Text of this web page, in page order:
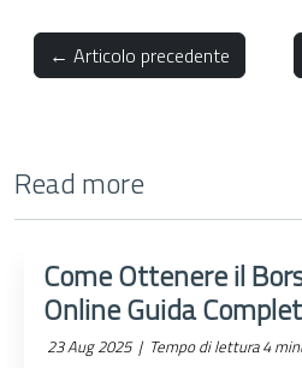
← Articolo precedente
Read more
Come Ottenere il
Online Guida
23 Aug 2025 | Tempo di lettura 4